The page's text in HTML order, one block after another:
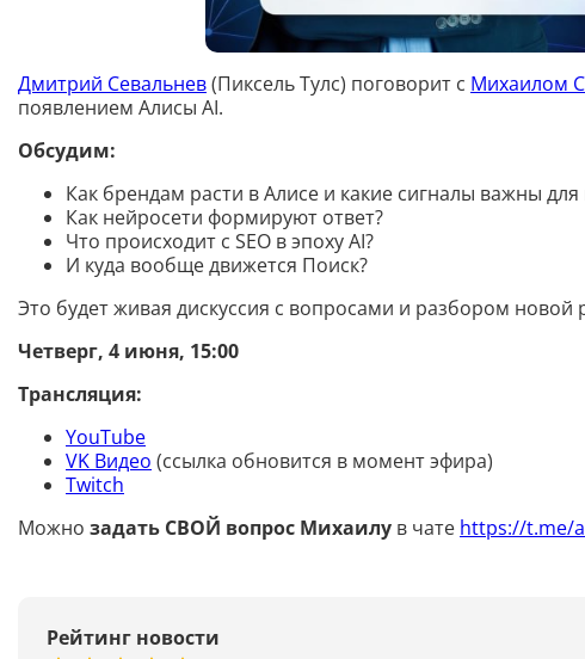
Дмитрий Севальнев(Пиксель Тулс) поговорит с Михаилом
появлением Алисы AI.
Обсудим:
Как брендам расти в Алисе и какие сигналы важны
Как нейросети формируют ответ?
Что происходит с SEO в эпоху AI?
И куда вообще движется Поиск?
Это будет живая дискуссия с вопросами и разбором новой
Четверг, 4 июня, 15:00
Трансляция:
YouTube
VK Видео (ссылка обновится в момент эфира)
Twitch
Можно задать СВОЙ вопрос Михаилу в чате https://t.me/
Рейтинг новости